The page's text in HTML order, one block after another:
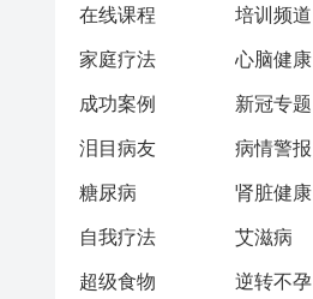
在线课程
培训频道
家庭疗法
心脑健康
成功案例
新冠专题
泪目病友
病情警报
糖尿病
肾脏健康
自我疗法
艾滋病
超级食物
逆转不孕